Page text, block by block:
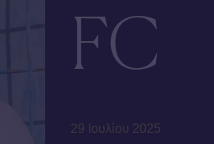
FC
29 Ιουλίου 2025